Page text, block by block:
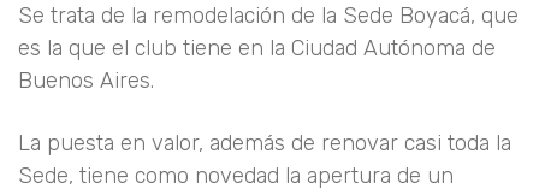
Se trata de la remodelación de la Sede Boyacá, que
es la que el club tiene en la Ciudad Autónoma de
Buenos Aires.
La puesta en valor, además de renovar casi toda la
Sede, tiene como novedad la apertura de un